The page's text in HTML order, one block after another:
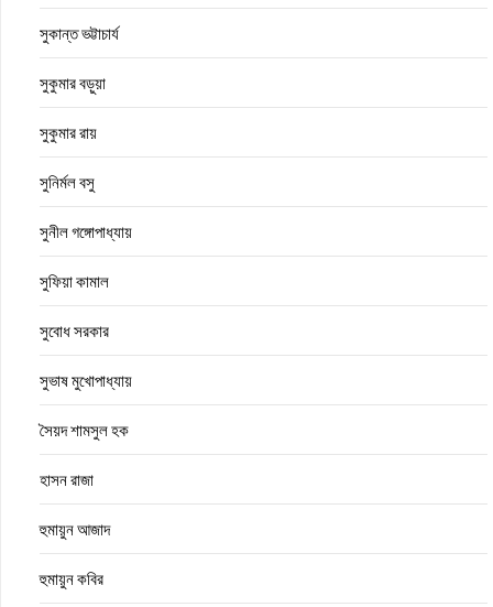
সুকান্ত ভট্টাচার্য
সুকুমার বড়ুয়া
সুকুমার রায়
সুনির্মল বসু
সুনীল গঙ্গোপাধ্যায়
সুফিয়া কামাল
সুবোধ সরকার
সুভাষ মুখোপাধ্যায়
সৈয়দ শামসুল হক
হাসন রাজা
হুমায়ুন আজাদ
হুমায়ুন কবির